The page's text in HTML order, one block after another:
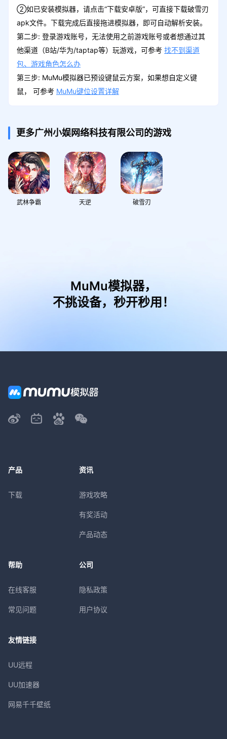
②如已安装模拟器，请点击“下载安卓版”，可直接下载破雪刃
apk文件。下载完成后直接拖进模拟器，即可自动解析安装。
第二步: 登录游戏账号，无法使用之前游戏账号或者想通过其
他渠道（B站/华为/taptap等）玩游戏，可参考 找不到渠道
包、游戏角色怎么办
第三步: MuMu模拟器已预设键鼠云方案，如果想自定义键
鼠， 可参考 MuMu键位设置详解
更多广州小娱网络科技有限公司的游戏
武林争霸 天逆 破雪刃
MuMu模拟器，
不挑设备，秒开秒用！
产品
下载
资讯
游戏攻略
有奖活动
产品动态
帮助
在线客服
常见问题
公司
隐私政策
用户协议
友情链接
UU远程
UU加速器
网易千千壁纸